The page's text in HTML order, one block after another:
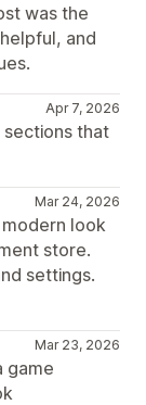
was the
and
Apr 7, 2026
sections that
Mar 24, 2026
look
store.
settings.
Mar 23, 2026
game